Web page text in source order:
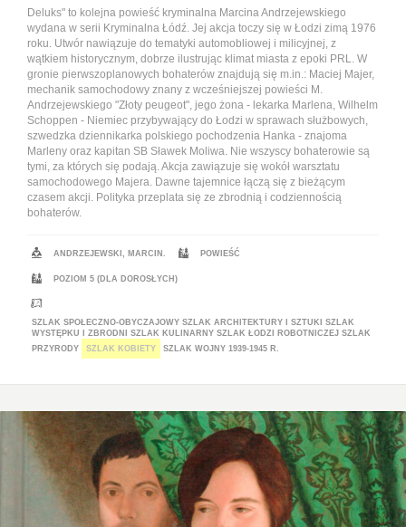
Deluks" to kolejna powieść kryminalna Marcina Andrzejewskiego
wydana w serii Kryminalna Łódź. Jej akcja toczy się w Łodzi zimą 1976
roku. Utwór nawiązuje do tematyki automobliowej i milicyjnej, z
wątkiem historycznym, dobrze ilustrując klimat miasta z epoki PRL. W
gronie pierwszoplanowych bohaterów znajdują się m.in.: Maciej Majer,
mechanik samochodowy znany z wcześniejszej powieści M.
Andrzejewskiego "Złoty peugeot", jego żona - lekarka Marlena, Wilhelm
Schoppen - Niemiec przybywający do Łodzi w sprawach służbowych,
szwedzka dziennikarka polskiego pochodzenia Hanka - znajoma
Marleny oraz kapitan SB Sławek Moliwa. Nie wszyscy bohaterowie są
tymi, za których się podają. Akcja zawiązuje się wokół warsztatu
samochodowego Majera. Dawne tajemnice łączą się z bieżącym
czasem akcji. Polityka przeplata się ze zbrodnią i codziennością
bohaterów.
ANDRZEJEWSKI, MARCIN. POWIEŚĆ
POZIOM 5 (DLA DOROSŁYCH)
SZLAK SPOŁECZNO-OBYCZAJOWY SZLAK ARCHITEKTURY I SZTUKI
SZLAK
WYSTĘPKU I ZBRODNI
SZLAK KULINARNY SZLAK ŁODZI ROBOTNICZEJ SZLAK
PRZYRODY
SZLAK KOBIETY SZLAK WOJNY 1939-1945 R.